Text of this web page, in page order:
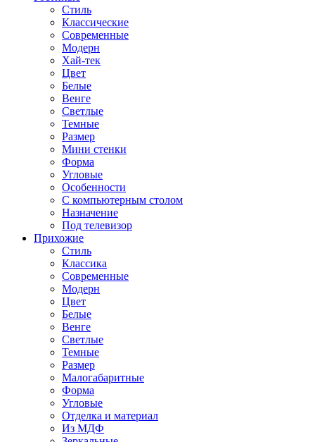
Стиль
Классические
Современные
Модерн
Хай-тек
Цвет
Белые
Венге
Светлые
Темные
Размер
Мини стенки
Форма
Угловые
Особенности
С компьютерным столом
Назначение
Под телевизор
Прихожие
Стиль
Классика
Современные
Модерн
Цвет
Белые
Венге
Светлые
Темные
Размер
Малогабаритные
Форма
Угловые
Отделка и материал
Из МДФ